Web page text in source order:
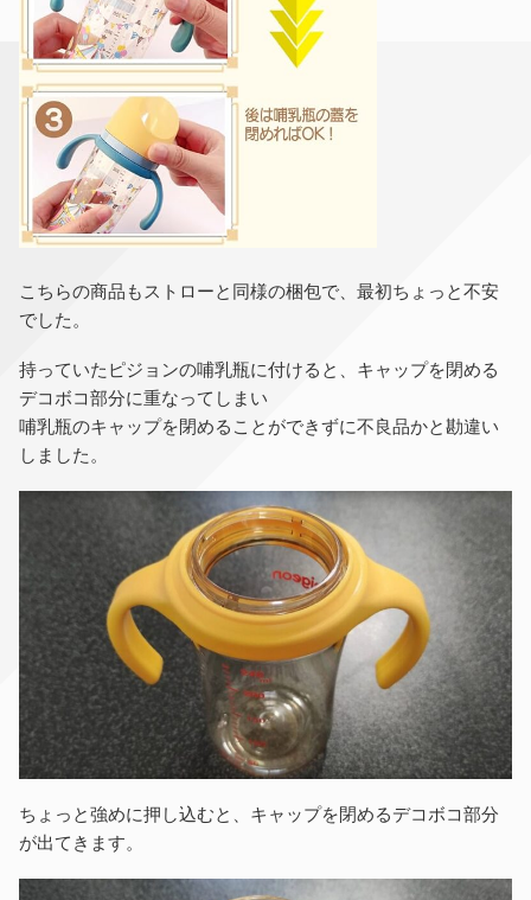
こちらの商品もストローと同様の梱包で、最初ちょっと不安
でした。
持っていたピジョンの哺乳瓶に付けると、キャップを閉める
デコボコ部分に重なってしまい
哺乳瓶のキャップを閉めることができずに不良品かと勘違い
しました。
ちょっと強めに押し込むと、キャップを閉めるデコボコ部分
が出てきます。